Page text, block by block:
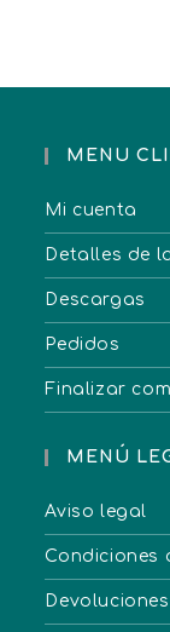
MENU
Mi cuenta
Detalles de
Descargas
Pedidos
Finalizar
MENÚ
Aviso legal
Condiciones